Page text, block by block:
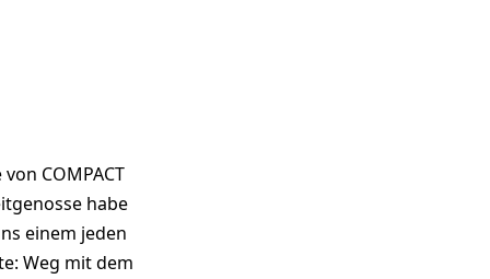
COMPACT
habe
einem jeden
Weg mit dem